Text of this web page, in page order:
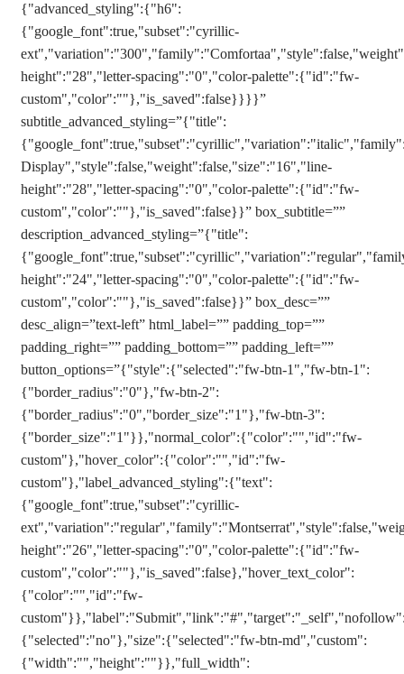
{"advanced_styling":{"h6":
{"google_font":true,"subset":"cyrillic-
height":"28","letter-spacing":"0","color-palette":{"id":"fw-
custom","color":""},"is_saved":false}}}}”
subtitle_advanced_styling=”{"title":
Display","style":false,"weight":false,"size":"16","line-
height":"28","letter-spacing":"0","color-palette":{"id":"fw-
custom","color":""},"is_saved":false}}” box_subtitle=””
description_advanced_styling=”{"title":
height":"24","letter-spacing":"0","color-palette":{"id":"fw-
custom","color":""},"is_saved":false}}” box_desc=””
desc_align=”text-left” html_label=”” padding_top=””
padding_right=”” padding_bottom=”” padding_left=””
button_options=”{"style":{"selected":"fw-btn-1","fw-btn-1":
{"border_radius":"0"},"fw-btn-2":
{"border_radius":"0","border_size":"1"},"fw-btn-3":
{"border_size":"1"}},"normal_color":{"color":"","id":"fw-
custom"},"hover_color":{"color":"","id":"fw-
custom"},"label_advanced_styling":{"text":
{"google_font":true,"subset":"cyrillic-
height":"26","letter-spacing":"0","color-palette":{"id":"fw-
custom","color":""},"is_saved":false},"hover_text_color":
{"color":"","id":"fw-
{"selected":"no"},"size":{"selected":"fw-btn-md","custom":
{"width":"","height":""}},"full_width":